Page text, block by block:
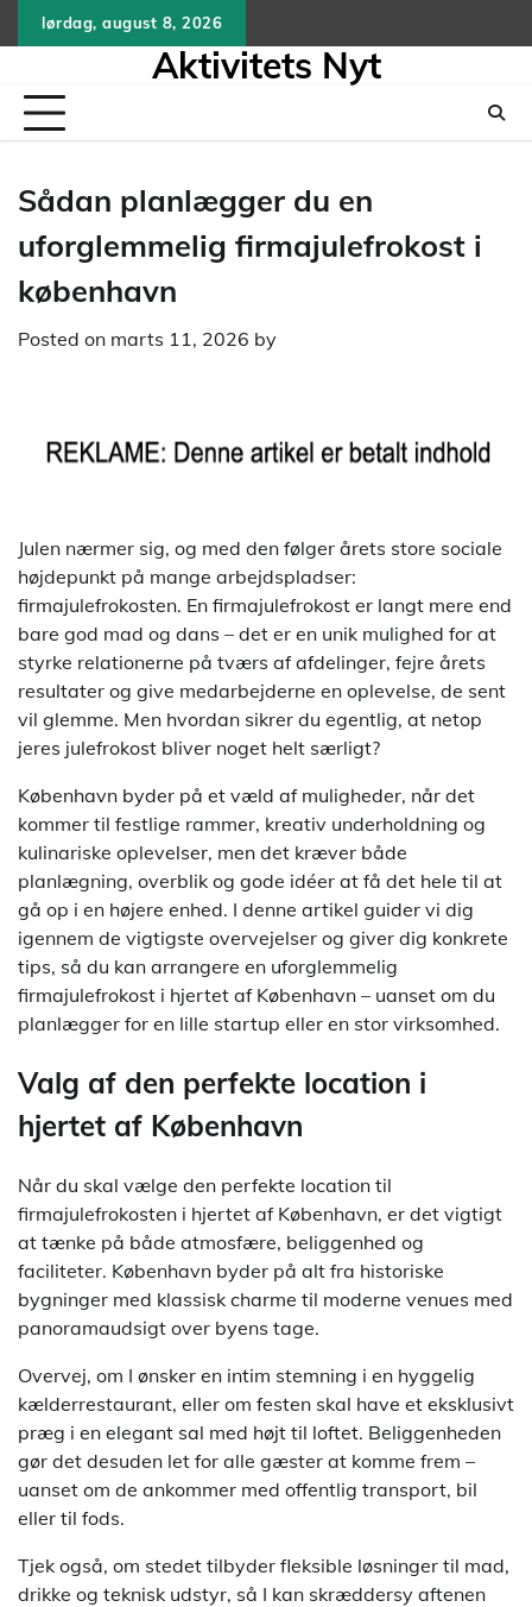
to
lørdag, august 8, 2026
Aktivitets Nyt
Sådan planlægger du en
uforglemmelig firmajulefrokost i
københavn
Posted on marts 11, 2026 by
Julen nærmer sig, og med den følger årets store sociale
højdepunkt på mange arbejdspladser:
firmajulefrokosten. En firmajulefrokost er langt mere end
bare god mad og dans – det er en unik mulighed for at
styrke relationerne på tværs af afdelinger, fejre årets
resultater og give medarbejderne en oplevelse, de sent
vil glemme. Men hvordan sikrer du egentlig, at netop
jeres julefrokost bliver noget helt særligt?
København byder på et væld af muligheder, når det
kommer til festlige rammer, kreativ underholdning og
kulinariske oplevelser, men det kræver både
planlægning, overblik og gode idéer at få det hele til at
gå op i en højere enhed. I denne artikel guider vi dig
igennem de vigtigste overvejelser og giver dig konkrete
tips, så du kan arrangere en uforglemmelig
firmajulefrokost i hjertet af København – uanset om du
planlægger for en lille startup eller en stor virksomhed.
Valg af den perfekte location i
hjertet af København
Når du skal vælge den perfekte location til
firmajulefrokosten i hjertet af København, er det vigtigt
at tænke på både atmosfære, beliggenhed og
faciliteter. København byder på alt fra historiske
bygninger med klassisk charme til moderne venues med
panoramaudsigt over byens tage.
Overvej, om I ønsker en intim stemning i en hyggelig
kælderrestaurant, eller om festen skal have et eksklusivt
præg i en elegant sal med højt til loftet. Beliggenheden
gør det desuden let for alle gæster at komme frem –
uanset om de ankommer med offentlig transport, bil
eller til fods.
Tjek også, om stedet tilbyder fleksible løsninger til mad,
drikke og teknisk udstyr, så I kan skræddersy aftenen